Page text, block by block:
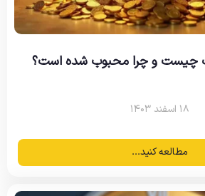
چیست و چرا محبوب شده است؟
۱۸ اسفند ۱۴۰۳
مطالعه کنید...